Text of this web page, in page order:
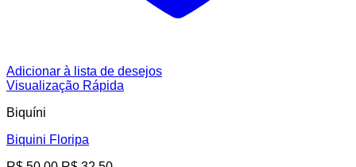
Adicionar à lista de desejos
Visualização Rápida
Biquíni
Biquini Floripa